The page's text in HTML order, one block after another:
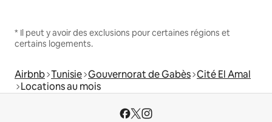
* Il peut y avoir des exclusions pour certaines régions et
certains logements.
Airbnb Tunisie Gouvernorat de Gabès Cité El Amal
Locations au mois